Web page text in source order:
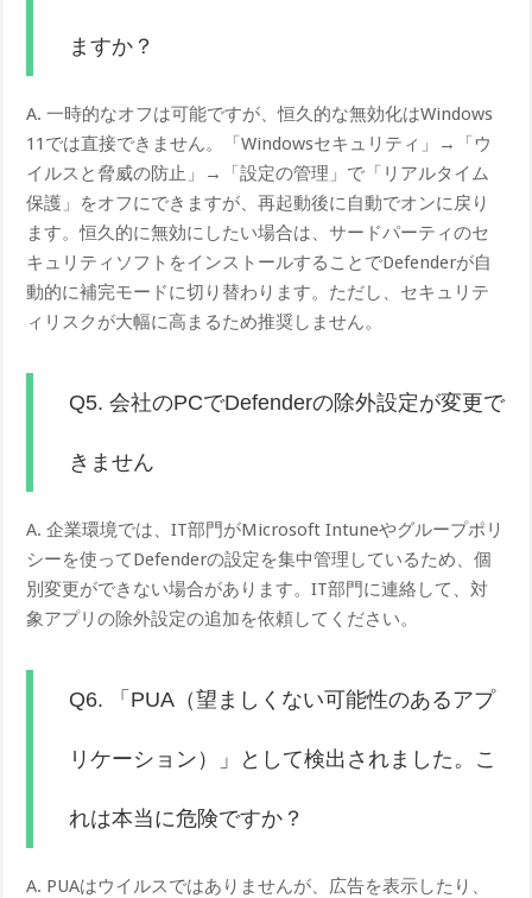
ますか？
A. 一時的なオフは可能ですが、恒久的な無効化はWindows
11では直接できません。「Windowsセキュリティ」→「ウ
イルスと脅威の防止」→「設定の管理」で「リアルタイム
保護」をオフにできますが、再起動後に自動でオンに戻り
ます。恒久的に無効にしたい場合は、サードパーティのセ
キュリティソフトをインストールすることでDefenderが自
動的に補完モードに切り替わります。ただし、セキュリテ
ィリスクが大幅に高まるため推奨しません。
Q5. 会社のPCでDefenderの除外設定が変更で
きません
A. 企業環境では、IT部門がMicrosoft Intuneやグループポリ
シーを使ってDefenderの設定を集中管理しているため、個
別変更ができない場合があります。IT部門に連絡して、対
象アプリの除外設定の追加を依頼してください。
Q6. 「PUA（望ましくない可能性のあるアプ
リケーション）」として検出されました。こ
れは本当に危険ですか？
A. PUAはウイルスではありませんが、広告を表示したり、